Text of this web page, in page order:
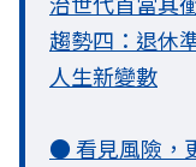
趨勢四：退休
人生新變數
● 看見風險，